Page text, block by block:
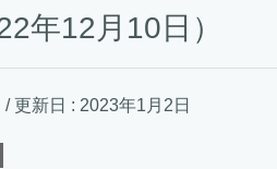
年12月10日）
/ 更新日 : 2023年1月2日